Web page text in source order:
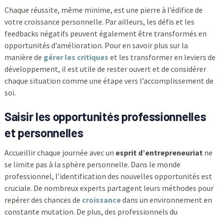
Chaque réussite, même minime, est une pierre à l’édifice de
votre croissance personnelle. Par ailleurs, les défis et les
feedbacks négatifs peuvent également être transformés en
opportunités d’amélioration. Pour en savoir plus sur la
manière de gérer les critiques et les transformer en leviers de
développement, il est utile de rester ouvert et de considérer
chaque situation comme une étape vers l’accomplissement de
soi.
Saisir les opportunités professionnelles
et personnelles
Accueillir chaque journée avec un esprit d’entrepreneuriatne
se limite pas à la sphère personnelle. Dans le monde
professionnel, l’identification des nouvelles opportunités est
cruciale. De nombreux experts partagent leurs méthodes pour
repérer des chances de croissancedans un environnement en
constante mutation. De plus, des professionnels du